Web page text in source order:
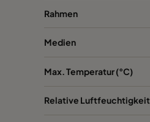
Rahmen
Medien
Max. Temperatur (°C)
Relative Luftfeuchtigkeit